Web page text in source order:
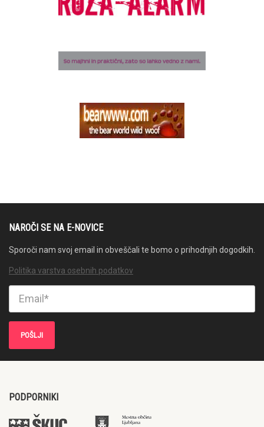
NAROČI SE NA E-NOVICE
Sporoči nam svoj email in obveščali te bomo o prihodnjih dogodkih.
Politika varstva osebnih podatkov
PODPORNIKI